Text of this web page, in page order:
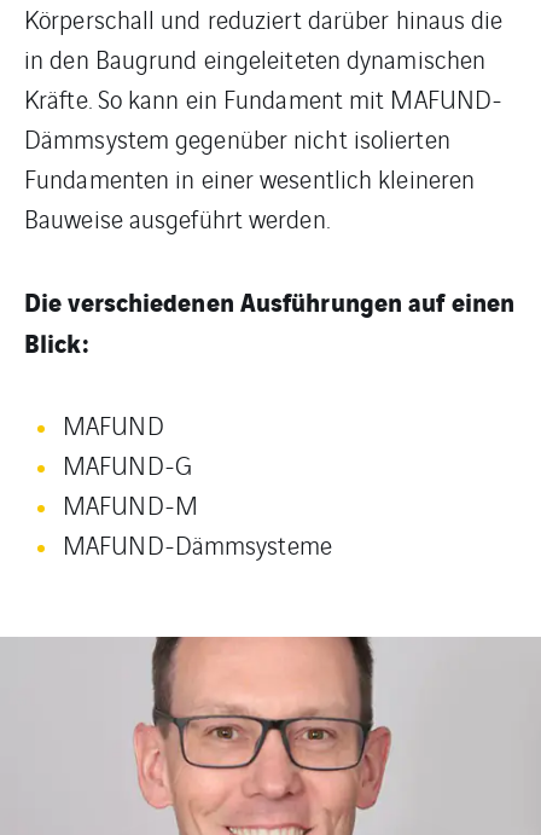
Körperschall und reduziert darüber hinaus die
in den Baugrund eingeleiteten dynamischen
Kräfte. So kann ein Fundament mit MAFUND-
Dämmsystem gegenüber nicht isolierten
Fundamenten in einer wesentlich kleineren
Bauweise ausgeführt werden.
Die verschiedenen Ausführungen auf einen
Blick:
MAFUND
MAFUND-G
MAFUND-M
MAFUND-Dämmsysteme